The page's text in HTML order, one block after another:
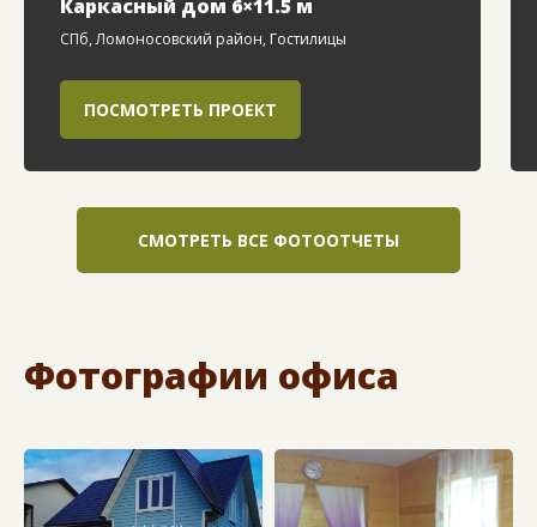
Каркасный дом 6×11.5 м
СПб, Ломоносовский район, Гостилицы
ПОСМОТРЕТЬ ПРОЕКТ
СМОТРЕТЬ ВСЕ ФОТООТЧЕТЫ
Фотографии офиса